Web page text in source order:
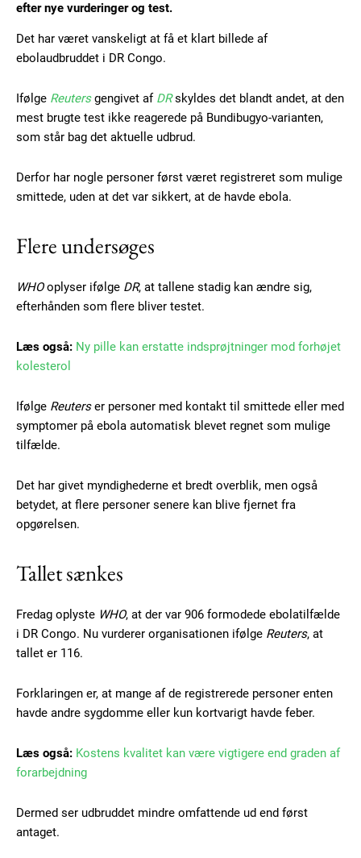
Subscription Plans
Free limited access
Gratis
efter nye vurderinger og test.
Det har været vanskeligt at få et klart billede af
ebolaudbruddet i DR Congo.
Ifølge Reutersgengivet af DRskyldes det blandt andet, at den
mest brugte test ikke reagerede på Bundibugyo-varianten,
som står bag det aktuelle udbrud.
Derfor har nogle personer først været registreret som mulige
smittede, uden at det var sikkert, at de havde ebola.
Flere undersøges
WHOoplyser ifølge DR, at tallene stadig kan ændre sig,
efterhånden som flere bliver testet.
Læs også: Ny pille kan erstatte indsprøjtninger mod forhøjet
kolesterol
Ifølge Reuterser personer med kontakt til smittede eller med
symptomer på ebola automatisk blevet regnet som mulige
tilfælde.
Det har givet myndighederne et bredt overblik, men også
betydet, at flere personer senere kan blive fjernet fra
opgørelsen.
Tallet sænkes
Fredag oplyste WHO, at der var 906 formodede ebolatilfælde
i DR Congo. Nu vurderer organisationen ifølge Reuters, at
tallet er 116.
Forklaringen er, at mange af de registrerede personer enten
havde andre sygdomme eller kun kortvarigt havde feber.
Læs også: Kostens kvalitet kan være vigtigere end graden af
forarbejdning
Dermed ser udbruddet mindre omfattende ud end først
antaget.